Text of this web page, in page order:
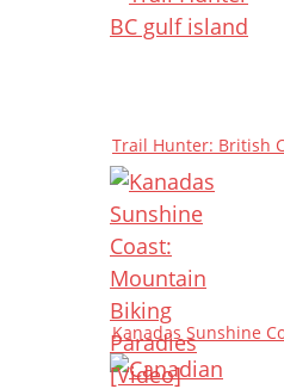
Trail Hunter: British
Kanadas Sunshine